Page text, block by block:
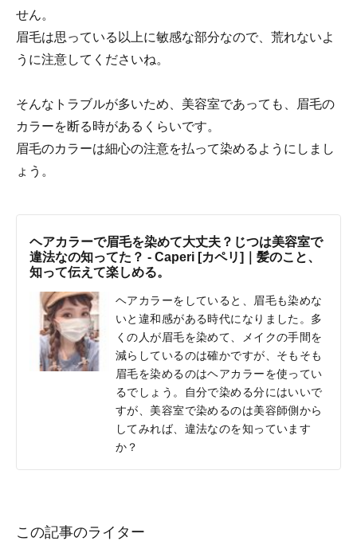
せん。
眉毛は思っている以上に敏感な部分なので、荒れないよ
うに注意してくださいね。
そんなトラブルが多いため、美容室であっても、眉毛の
カラーを断る時があるくらいです。
眉毛のカラーは細心の注意を払って染めるようにしまし
ょう。
ヘアカラーで眉毛を染めて大丈夫？じつは美容室で
違法なの知ってた？ - Caperi [カペリ]｜髪のこと、
知って伝えて楽しめる。
ヘアカラーをしていると、眉毛も染めな
いと違和感がある時代になりました。多
くの人が眉毛を染めて、メイクの手間を
減らしているのは確かですが、そもそも
眉毛を染めるのはヘアカラーを使ってい
るでしょう。自分で染める分にはいいで
すが、美容室で染めるのは美容師側から
してみれば、違法なのを知っています
か？
この記事のライター